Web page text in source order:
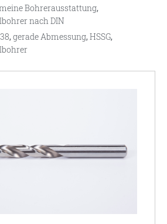
Bohrerausstattung,
nach DIN
,gerade Abmessung,HSSG,